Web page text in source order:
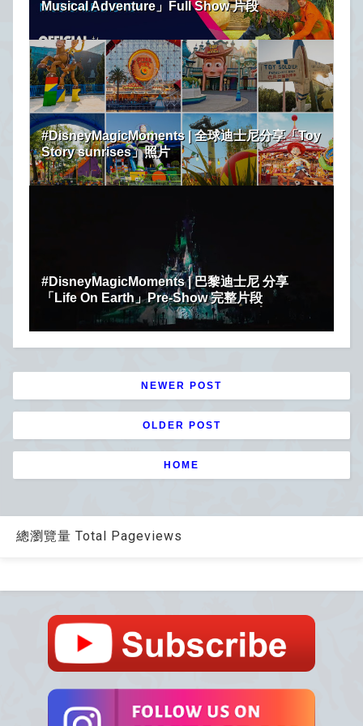
Musical Adventure」Full Show 片段
#DisneyMagicMoments | 全球迪士尼分享「Toy
Story sunrises」照片
#DisneyMagicMoments | 巴黎迪士尼 分享
「Life On Earth」Pre-Show 完整片段
NEWER POST
OLDER POST
HOME
總瀏覽量 Total Pageviews